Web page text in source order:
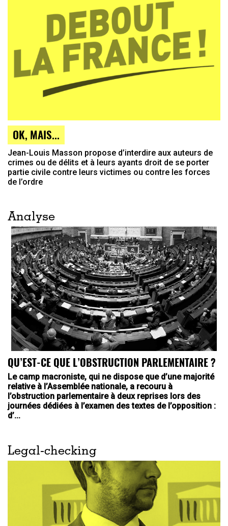
OK, MAIS...
Jean-Louis Masson propose d’interdire aux auteurs de
crimes ou de délits et à leurs ayants droit de se porter
partie civile contre leurs victimes ou contre les forces
de l’ordre
Analyse
QU’EST-CE QUE L’OBSTRUCTION PARLEMENTAIRE ?
Le camp macroniste, qui ne dispose que d’une majorité
relative à l’Assemblée nationale, a recouru à
l’obstruction parlementaire à deux reprises lors des
journées dédiées à l’examen des textes de l’opposition :
d’...
Legal-checking